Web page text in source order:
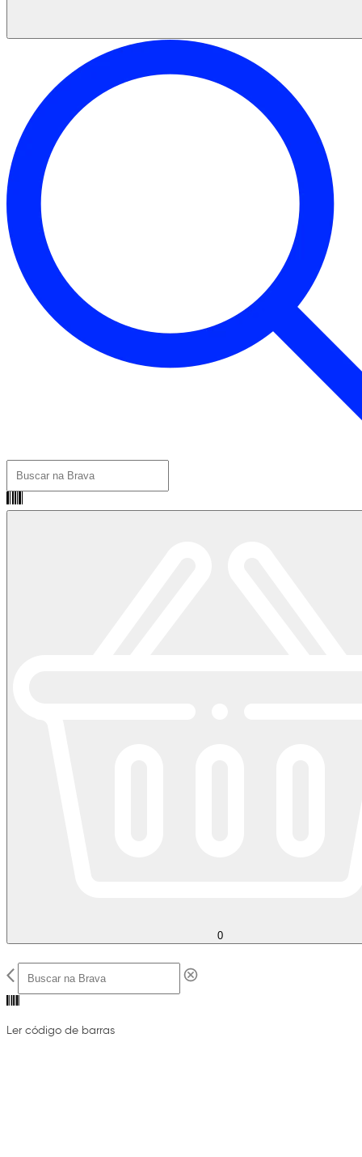
0
Ler código de barras